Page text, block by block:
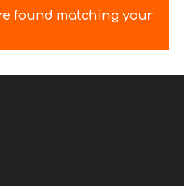
found matching your